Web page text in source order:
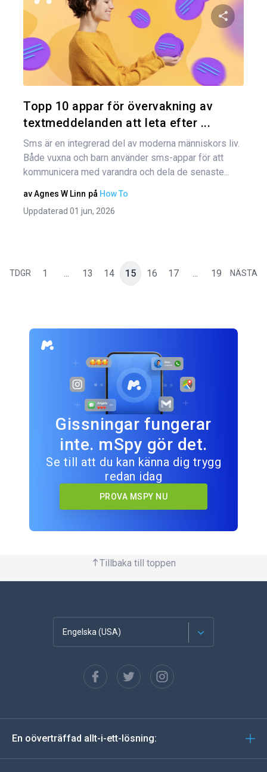
Dela
Topp 10 appar för övervakning av
textmeddelanden att leta efter ...
Sms är en integrerad del av moderna människors liv.
Både vuxna och barn använder sms-appar för att
kommunicera med varandra och dela de senaste...
avAgnes W Linn på How To
Uppdaterad 01 jun, 2026
TDGR 1 ... 13 14 15 16 17 ... 19 NÄSTA
Gissningar fungerar
inte. mSpy gör det.
Se till att du kan känna dig trygg
redan idag
PROVA MSPY NU
Tillbaka till toppen
Engelska (USA)
Spanska
tyska
En oöverträffad allt-i-ett-lösning: